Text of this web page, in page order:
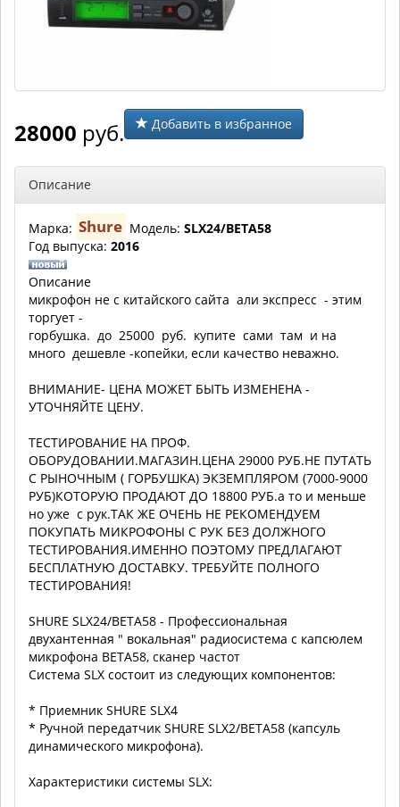
28000 руб. Добавить в избранное
Описание
Марка: Shure Модель: SLX24/BETA58
Год выпуска:2016
Описание
микрофон не с китайского сайта али экспресс - этим
торгует -
горбушка. до 25000 руб. купите сами там и на
много дешевле -копейки, если качество неважно.
ВНИМАНИЕ- ЦЕНА МОЖЕТ БЫТЬ ИЗМЕНЕНА -
УТОЧНЯЙТЕ ЦЕНУ.
ТЕСТИРОВАНИЕ НА ПРОФ.
ОБОРУДОВАНИИ.МАГАЗИН.ЦЕНА 29000 РУБ.НЕ ПУТАТЬ
С РЫНОЧНЫМ ( ГОРБУШКА) ЭКЗЕМПЛЯРОМ (7000-9000
РУБ)КОТОРУЮ ПРОДАЮТ ДО 18800 РУБ.a то и меньше
но уже с рук.ТАК ЖЕ ОЧЕНЬ НЕ РЕКОМЕНДУЕМ
ПОКУПАТЬ МИКРОФОНЫ С РУК БЕЗ ДОЛЖНОГО
ТЕСТИРОВАНИЯ.ИМЕННО ПОЭТОМУ ПРЕДЛАГАЮТ
БЕСПЛАТНУЮ ДОСТАВКУ. ТРЕБУЙТЕ ПОЛНОГО
ТЕСТИРОВАНИЯ!
SHURE SLX24/BETA58 - Профессиональная
двухантенная " вокальная" радиосистема с капсюлем
микрофона BETA58, сканер частот
Система SLX состоит из следующих компонентов:
* Приемник SHURE SLX4
* Ручной передатчик SHURE SLX2/BETA58 (капсуль
динамического микрофона).
Характеристики системы SLX: